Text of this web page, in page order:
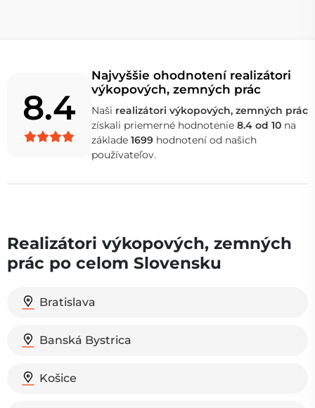
8.4
Najvyššie ohodnotení realizátori
výkopových, zemných prác
Naši realizátori výkopových, zemných prác
získali priemerné hodnotenie 8.4 od 10 na
základe 1699 hodnotení od našich
používateľov.
Realizátori výkopových, zemných
prác po celom Slovensku
Bratislava
Banská Bystrica
Košice